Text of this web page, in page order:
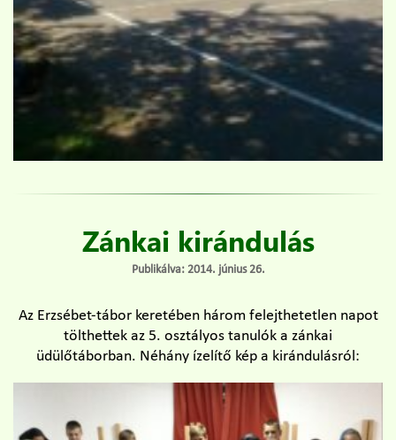
Zánkai kirándulás
Publikálva: 2014. június 26.
Az Erzsébet-tábor keretében három felejthetetlen napot
tölthettek az 5. osztályos tanulók a zánkai
üdülőtáborban. Néhány ízelítő kép a kirándulásról: